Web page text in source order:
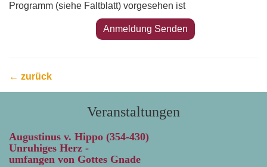
Programm (siehe Faltblatt) vorgesehen ist
← zurück
Veranstaltungen
Augustinus v. Hippo (354-430)
Unruhiges Herz -
umfangen von Gottes Gnade